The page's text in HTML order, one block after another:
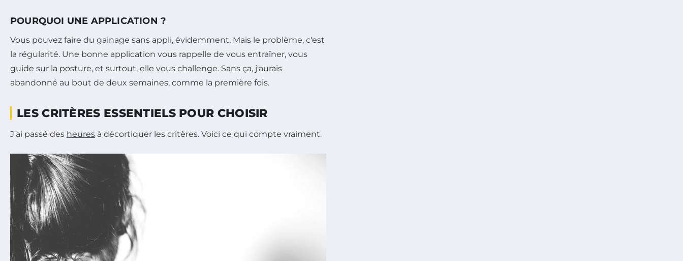
POURQUOI UNE APPLICATION ?
Vous pouvez faire du gainage sans appli, évidemment. Mais le problème, c'est
la régularité. Une bonne application vous rappelle de vous entraîner, vous
guide sur la posture, et surtout, elle vous challenge. Sans ça, j'aurais
abandonné au bout de deux semaines, comme la première fois.
LES CRITÈRES ESSENTIELS POUR CHOISIR
J'ai passé des heures à décortiquer les critères. Voici ce qui compte vraiment.